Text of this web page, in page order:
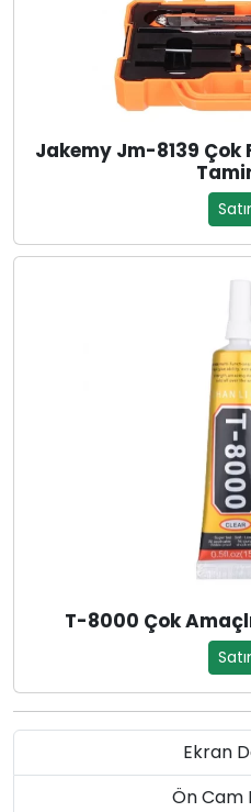
Jakemy Jm-8139
T-8000 Çok
Ekran
Ön Cam